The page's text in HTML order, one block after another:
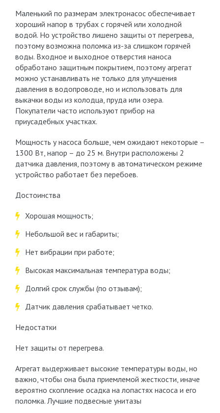
Маленький по размерам электронасос обеспечивает
хороший напор в трубах с горячей или холодной
водой. Но устройство лишено защиты от перегрева,
поэтому возможна поломка из-за слишком горячей
воды. Входное и выходное отверстия наноса
обработано защитным покрытием, поэтому агрегат
можно устанавливать не только для улучшения
давления в водопроводе, но и использовать для
выкачки воды из колодца, пруда или озера.
Покупатели часто используют прибор на
приусадебных участках.
Мощность у насоса больше, чем ожидают некоторые –
1300 Вт, напор – до 25 м. Внутри расположены 2
датчика давления, поэтому в автоматическом режиме
устройство работает без перебоев.
Достоинства
Хорошая мощность;
Небольшой вес и габариты;
Нет вибрации при работе;
Высокая максимальная температура воды;
Долгий срок службы (по отзывам);
Датчик давления срабатывает четко.
Недостатки
Нет защиты от перегрева.
Агрегат выдерживает высокие температуры воды, но
важно, чтобы она была приемлемой жесткости, иначе
вероятно скопление осадка на лопастях насоса и его
поломка. Лучшие подвесные унитазы